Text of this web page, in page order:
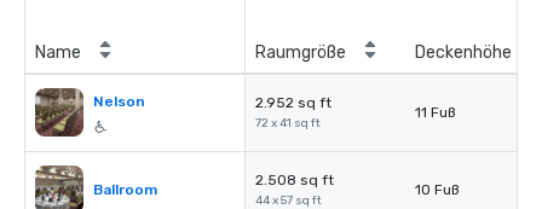
Name Raumgröße Deckenhöhe
Nelson 2.952 sq ft
72 x 41 sq ft
11 Fuß
Ballroom
2.508 sq ft
44 x 57 sq ft
10 Fuß